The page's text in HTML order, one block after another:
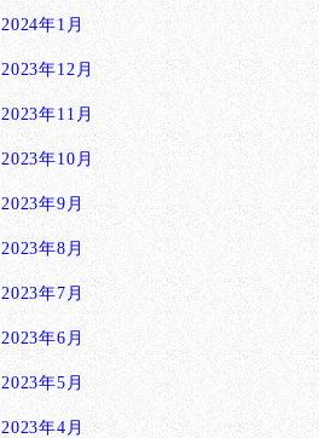
2024年1月
2023年12月
2023年11月
2023年10月
2023年9月
2023年8月
2023年7月
2023年6月
2023年5月
2023年4月